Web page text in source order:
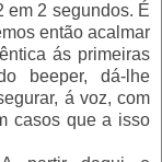
em 2 segundos. É
então acalmar
ás primeiras
beeper, dá-lhe
á voz, com
casos que a isso